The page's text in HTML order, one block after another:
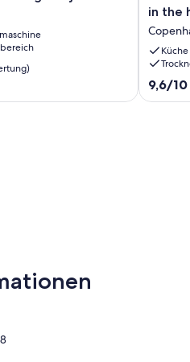
House:
chic
and
in the
Küche
9.6
von
9,6/10